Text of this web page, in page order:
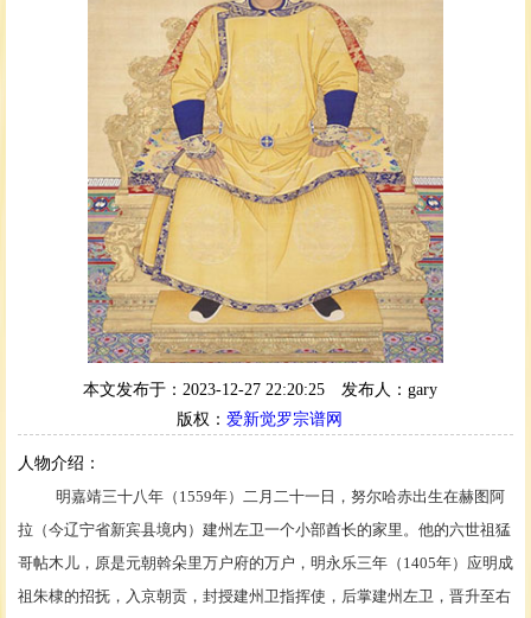
本文发布于：2023-12-27 22:20:25
发布人：gary
版权： 爱新觉罗宗谱网
人物介绍：
明嘉靖三十八年（ 1559年）二月二十一日，努尔哈赤出生在赫图阿
拉 （今辽宁省新宾县境内） 建州左卫一个小部酋长的家里。他的六世祖猛
哥帖木儿 ，原是元朝斡朵里万户府的万户，明永乐三年（ 1405年）应明成
祖朱棣的招抚，入京朝贡，封授建州卫指挥使 ，后掌建州左卫 ，晋升至右